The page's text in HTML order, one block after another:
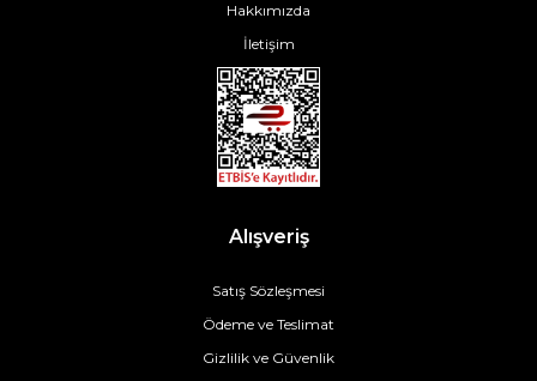
Hakkımızda
İletişim
Alışveriş
Satış Sözleşmesi
Ödeme ve Teslimat
Gizlilik ve Güvenlik